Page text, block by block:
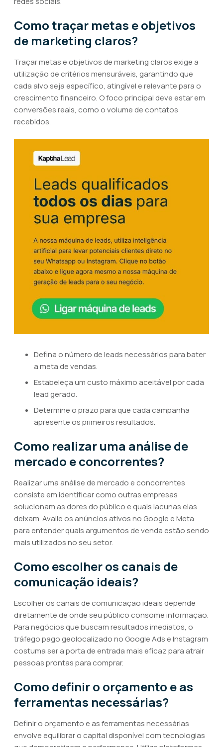
Como traçar metas e objetivos
de marketing claros?
Traçar metas e objetivos de marketing claros exige a
utilização de critérios mensuráveis, garantindo que
cada alvo seja específico, atingível e relevante para o
crescimento financeiro. O foco principal deve estar em
conversões reais, como o volume de contatos
recebidos.
Defina o número de leads necessários para bater
a meta de vendas.
Estabeleça um custo máximo aceitável por cada
lead gerado.
Determine o prazo para que cada campanha
apresente os primeiros resultados.
Como realizar uma análise de
mercado e concorrentes?
Realizar uma análise de mercado e concorrentes
consiste em identificar como outras empresas
solucionam as dores do público e quais lacunas elas
deixam. Avalie os anúncios ativos no Google e Meta
para entender quais argumentos de venda estão sendo
mais utilizados no seu setor.
Como escolher os canais de
comunicação ideais?
Escolher os canais de comunicação ideais depende
diretamente de onde seu público consome informação.
Para negócios que buscam resultados imediatos, o
tráfego pago geolocalizado no Google Ads e Instagram
costuma ser a porta de entrada mais eficaz para atrair
pessoas prontas para comprar.
Como definir o orçamento e as
ferramentas necessárias?
Definir o orçamento e as ferramentas necessárias
envolve equilibrar o capital disponível com tecnologias